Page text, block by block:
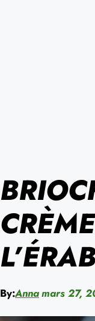
By:Annamars 27,